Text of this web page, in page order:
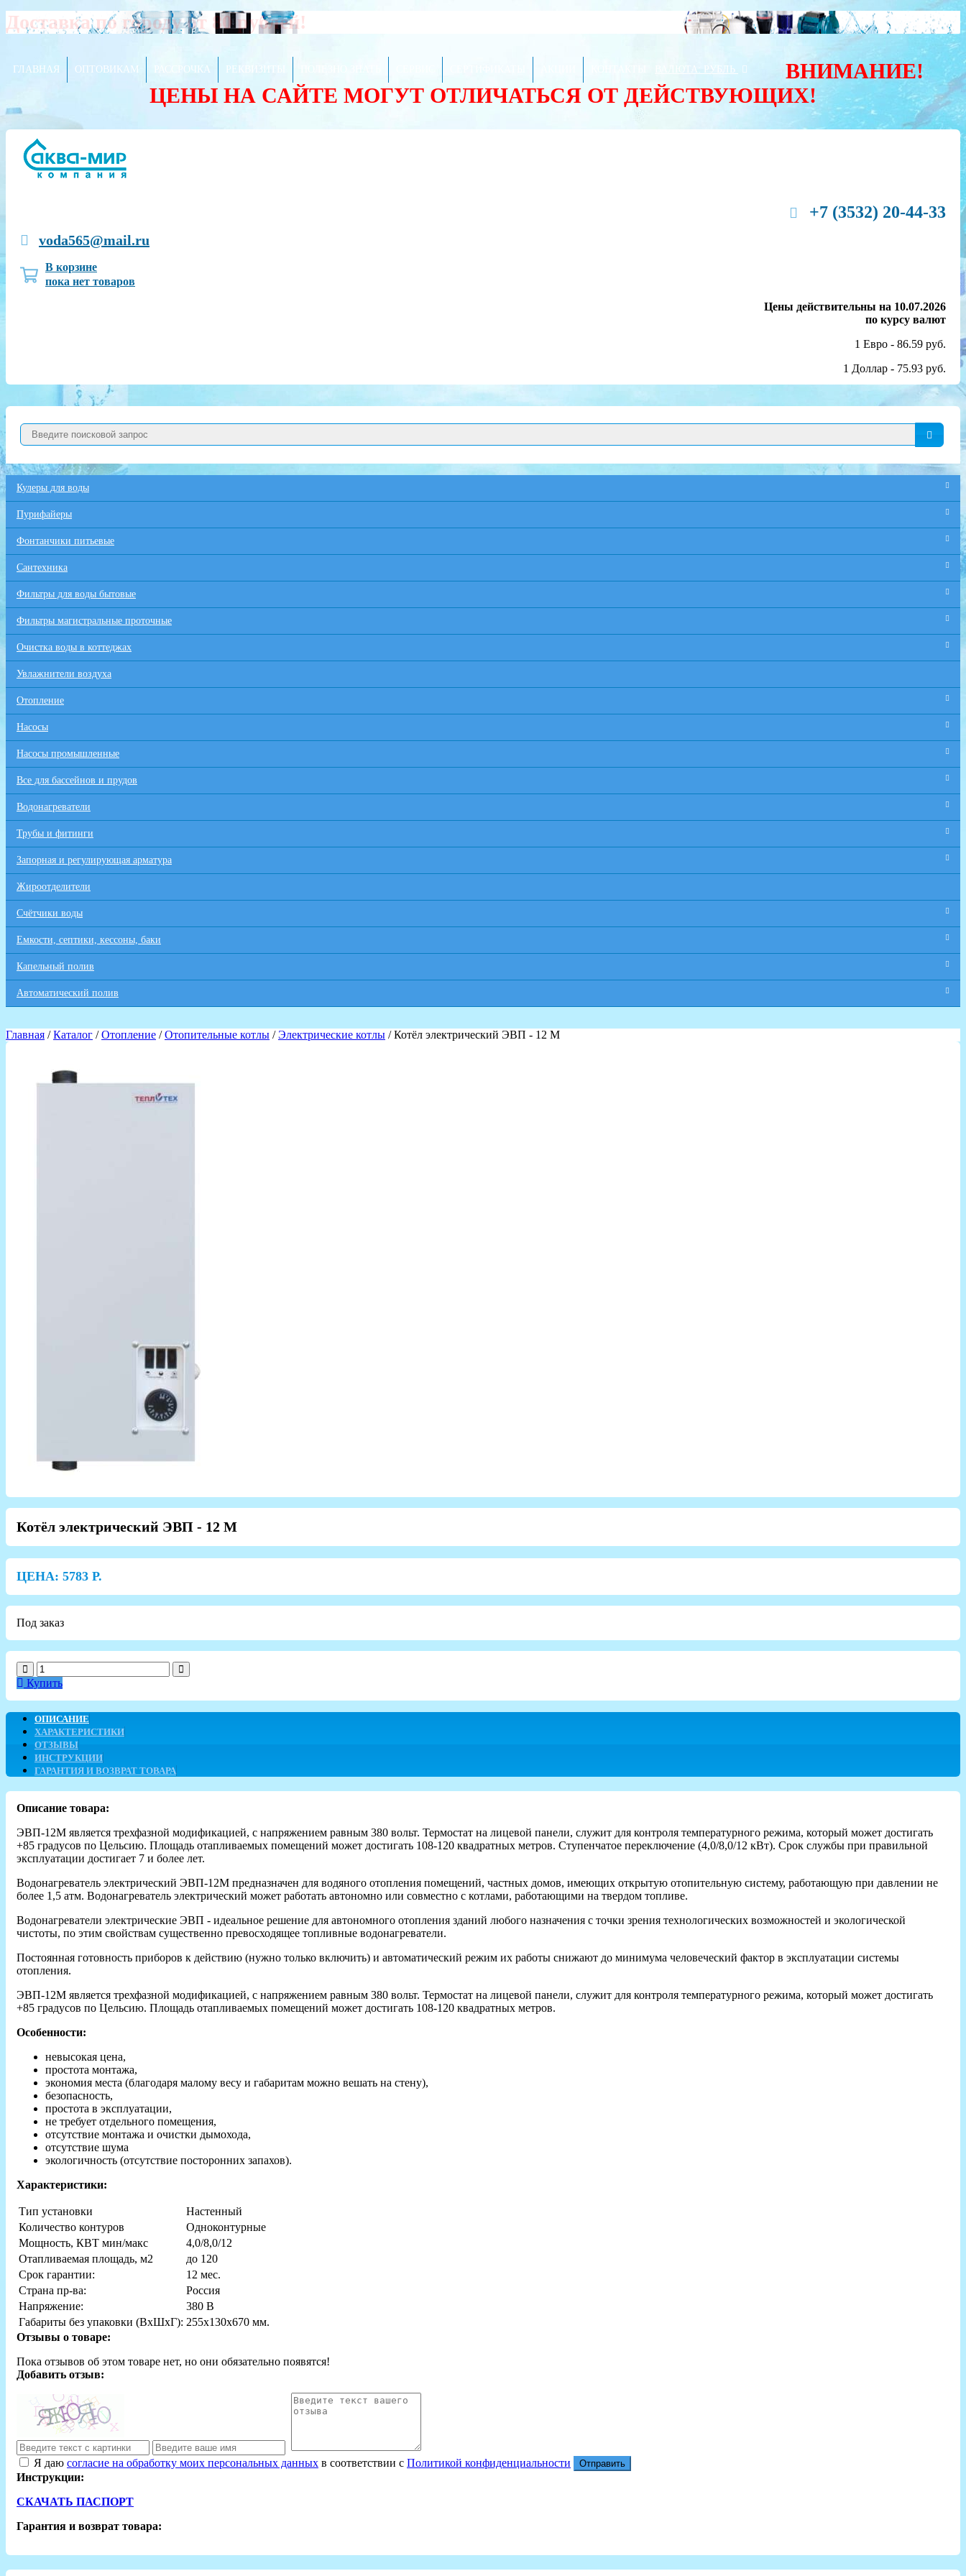
Доставка по городу от 80 рублей!
ГЛАВНАЯ ОПТОВИКАМ РАССРОЧКА РЕКВИЗИТЫ ВАЛЮТА: РУБЛЬ
ВНИМАНИЕ!
ЦЕНЫ НА САЙТЕ МОГУТ ОТЛИЧАТЬСЯ ОТ ДЕЙСТВУЮЩИХ!
+7 (3532) 20-44-33
voda565@mail.ru
В корзине
пока нет товаров
Цены действительны на 10.07.2026
по курсу валют
1 Евро - 86.59 руб.
1 Доллар - 75.93 руб.
Кулеры для воды
Пурифайеры
Фонтанчики питьевые
Сантехника
Фильтры для воды бытовые
Фильтры магистральные проточные
Очистка воды в коттеджах
Увлажнители воздуха
Отопление
Насосы
Насосы промышленные
Все для бaссейнов и прудов
Водонагреватели
Трубы и фитинги
Запорная и регулирующая арматура
Жироотделители
Счётчики воды
Емкости, септики, кессоны, баки
Капельный полив
Автоматический полив
Главная /Каталог /Отопление /Отопительные котлы /Электрические котлы / Котёл электрический ЭВП - 12 М
Котёл электрический ЭВП - 12 М
ЦЕНА: 5783 Р.
Под заказ
Купить
ОПИСАНИЕ
ХАРАКТЕРИСТИКИ
ОТЗЫВЫ
ИНСТРУКЦИИ
ГАРАНТИЯ И ВОЗВРАТ ТОВАРА
Описание товара:
ЭВП-12М является трехфазной модификацией, с напряжением равным 380 вольт. Термостат на лицевой панели, служит для контроля температурного режима, который может достигать
+85 градусов по Цельсию. Площадь отапливаемых помещений может достигать 108-120 квадратных метров. Ступенчатое переключение (4,0/8,0/12 кВт). Срок службы при правильной
эксплуатации достигает 7 и более лет.
Водонагреватель электрический ЭВП-12М предназначен для водяного отопления помещений, частных домов, имеющих открытую отопительную систему, работающую при давлении не
более 1,5 атм. Водонагреватель электрический может работать автономно или совместно с котлами, работающими на твердом топливе.
Водонагреватели электрические ЭВП - идеальное решение для автономного отопления зданий любого назначения с точки зрения технологических возможностей и экологической
чистоты, по этим свойствам существенно превосходящее топливные водонагреватели.
Постоянная готовность приборов к действию (нужно только включить) и автоматический режим их работы снижают до минимума человеческий фактор в эксплуатации системы
отопления.
ЭВП-12М является трехфазной модификацией, с напряжением равным 380 вольт. Термостат на лицевой панели, служит для контроля температурного режима, который может достигать
+85 градусов по Цельсию. Площадь отапливаемых помещений может достигать 108-120 квадратных метров.
Особенности:
невысокая цена,
простота монтажа,
экономия места (благодаря малому весу и габаритам можно вешать на стену),
безопасность,
простота в эксплуатации,
не требует отдельного помещения,
отсутствие монтажа и очистки дымохода,
отсутствие шума
экологичность (отсутствие посторонних запахов).
Характеристики:
Тип установки
Настенный
Количество контуров
Одноконтурные
Мощность, КВТ мин/макс
4,0/8,0/12
Отапливаемая площадь, м2
до 120
Срок гарантии:
12 мес.
Страна пр-ва:
Россия
Напряжение:
380 В
Габариты без упаковки (ВxШxГ): 255х130x670 мм.
Отзывы о товаре:
Пока отзывов об этом товаре нет, но они обязательно появятся!
Добавить отзыв:
Я даю согласие на обработку моих персональных данных в соответствии с Политикой конфиденциальности Отправить
Инструкции:
СКАЧАТЬ ПАСПОРТ
Гарантия и возврат товара: